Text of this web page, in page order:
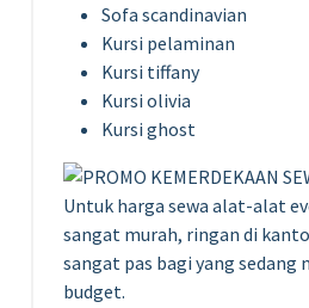
Sofa scandinavian
Kursi pelaminan
Kursi tiffany
Kursi olivia
Kursi ghost
Untuk harga sewa alat-alat
sangat murah, ringan di
sangat pas bagi yang
budget.